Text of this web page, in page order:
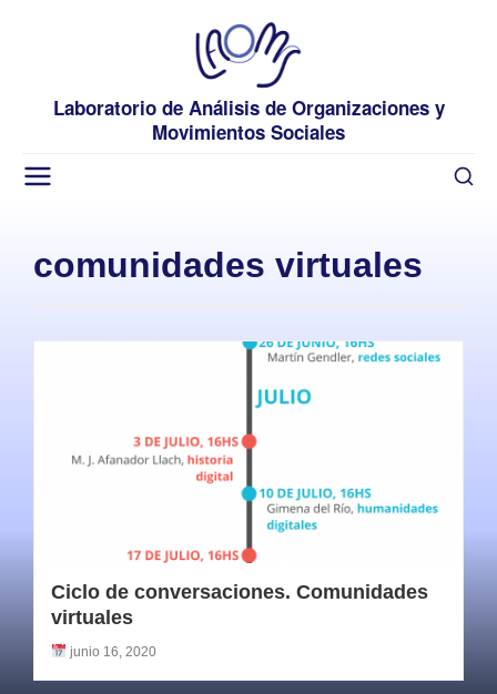
Laboratorio de Análisis de Organizaciones y
Movimientos Sociales
comunidades virtuales
Ciclo de conversaciones. Comunidades
virtuales
junio 16, 2020